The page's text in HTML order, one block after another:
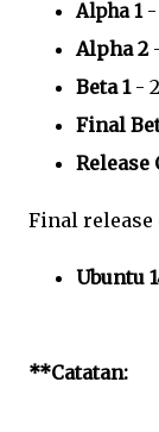
Alpha 1-
Alpha 2-
Beta 1-
Final
Release
Final release
Ubuntu
**Catatan: